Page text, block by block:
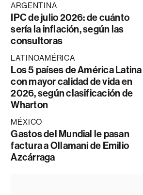
ARGENTINA
IPC de julio 2026: de cuánto
sería la inflación, según las
consultoras
LATINOAMÉRICA
Los 5 países de América Latina
con mayor calidad de vida en
2026, según clasificación de
Wharton
MÉXICO
Gastos del Mundial le pasan
factura a Ollamani de Emilio
Azcárraga